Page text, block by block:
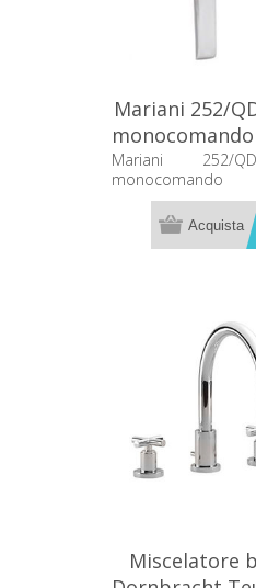
Mariani 252/
Mariani 252/
accessori
Miscelatore